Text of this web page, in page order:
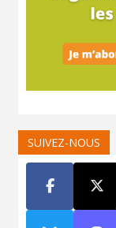
SUIVEZ-NOUS